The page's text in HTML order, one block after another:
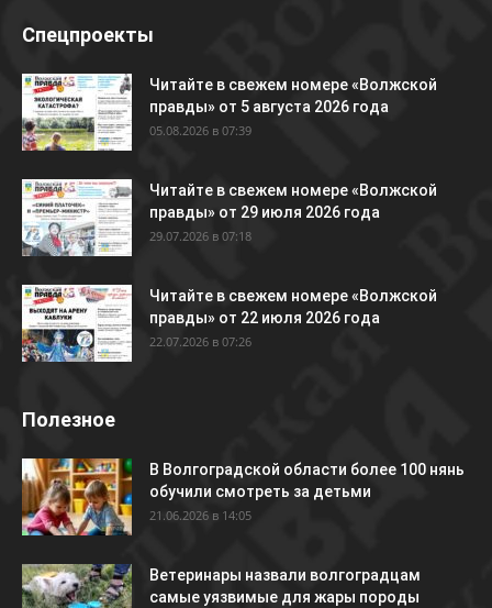
Спецпроекты
Читайте в свежем номере «Волжской
правды» от 5 августа 2026 года
05.08.2026 в 07:39
Читайте в свежем номере «Волжской
правды» от 29 июля 2026 года
29.07.2026 в 07:18
Читайте в свежем номере «Волжской
правды» от 22 июля 2026 года
22.07.2026 в 07:26
Полезное
В Волгоградской области более 100 нянь
обучили смотреть за детьми
21.06.2026 в 14:05
Ветеринары назвали волгоградцам
самые уязвимые для жары породы